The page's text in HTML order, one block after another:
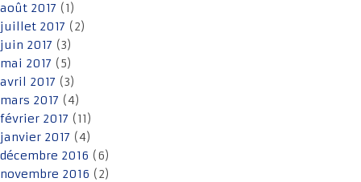
août 2017 (1)
juillet 2017 (2)
juin 2017 (3)
mai 2017 (5)
avril 2017 (3)
mars 2017 (4)
février 2017 (11)
janvier 2017 (4)
décembre 2016 (6)
novembre 2016 (2)